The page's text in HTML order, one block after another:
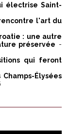
électrise Saint-
l'art du
: une autre
préservée -
qui feront
Élysées